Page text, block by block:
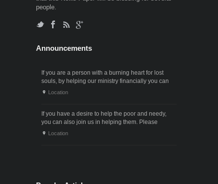
people.
Announcements
If you are a person with a burning heart for lost
souls, by helping our ministry financially you can
also participate in the ministry of winning souls for
Location
If you have a desire to help the poor and needy,
you can also join us in helping them. Please
contact us through the following phone numbers.x .
Location